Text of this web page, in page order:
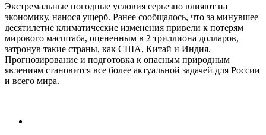
Экстремальные погодные условия серьезно влияют на
экономику, нанося ущерб. Ранее сообщалось, что за минувшее
десятилетие климатические изменения привели к потерям
мирового масштаба, оцененным в 2 триллиона долларов,
затронув такие страны, как США, Китай и Индия.
Прогнозирование и подготовка к опасным природным
явлениям становится все более актуальной задачей для России
и всего мира.